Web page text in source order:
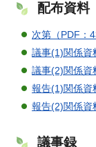
配布資料
次第（PDF：
議事(1)関係資
議事(2)関係資
報告(1)関係資
報告(2)関係資
議事録